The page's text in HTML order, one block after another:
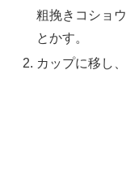
粗挽きコショ
とかす。
カップに移し